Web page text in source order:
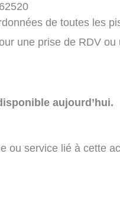
de toutes les
une prise de RDV ou
aujourd’hui.
ou service lié à cette